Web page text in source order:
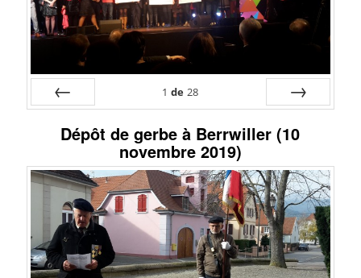
1 de 28
Dépôt de gerbe à Berrwiller (10
novembre 2019)